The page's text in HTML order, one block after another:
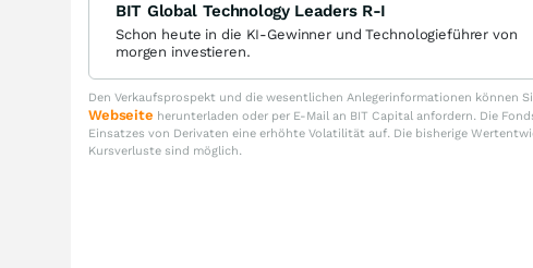
BIT Global Technology Leaders R-I
Schon heute in die KI-Gewinner und Technologieführer von
morgen investieren.
Den Verkaufsprospekt und die wesentlichen Anlegerinformationen können
Webseite herunterladen oder per E-Mail an BIT Capital anfordern. Die
Einsatzes von Derivaten eine erhöhte Volatilität auf. Die bisherige
Kursverluste sind möglich.